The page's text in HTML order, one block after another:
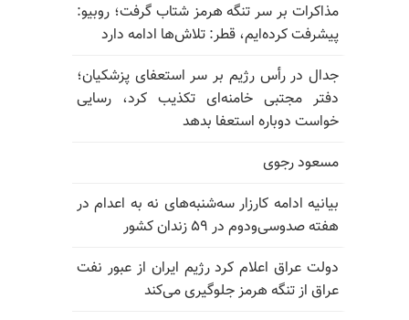
مذاکرات بر سر تنگه هرمز شتاب گرفت؛ روبیو:
پیشرفت کرده‌ایم، قطر: تلاش‌ها ادامه دارد
جدال در رأس رژیم بر سر استعفای پزشکیان؛
دفتر مجتبی خامنه‌ای تکذیب کرد، رسایی
خواست دوباره استعفا بدهد
مسعود رجوی
بیانیه ادامه کارزار سه‌شنبه‌های نه به اعدام در
هفته صدوسی‌و‌دوم در ۵۹ زندان کشور
دولت عراق اعلام کرد رژیم ایران از عبور نفت
عراق از تنگه هرمز جلوگیری می‌کند